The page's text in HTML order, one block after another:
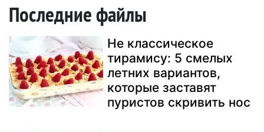
Последние файлы
Не классическое
тирамису: 5 смелых
летних вариантов,
которые заставят
пуристов скривить нос